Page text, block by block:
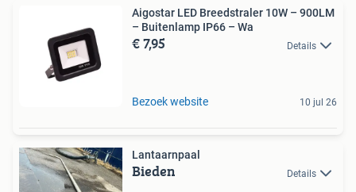
Aigostar LED Breedstraler 10W – 900LM
– Buitenlamp IP66 – Wa
€ 7,95 Details
Bezoek website 10 jul 26
Lantaarnpaal
Bieden Details